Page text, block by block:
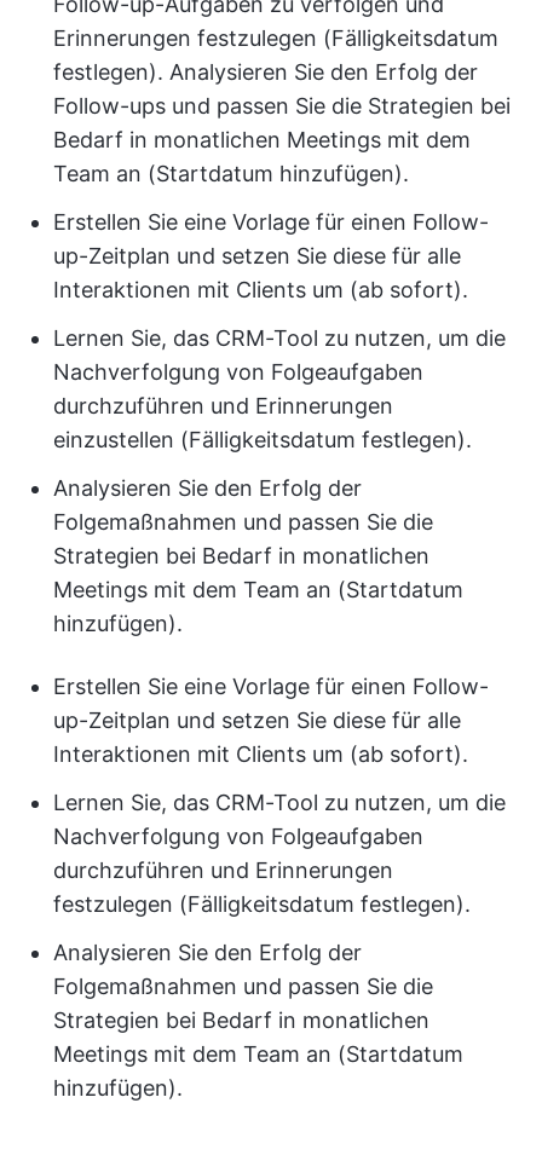
Erinnerungen festzulegen (Fälligkeitsdatum
festlegen). Analysieren Sie den Erfolg der
Follow-ups und passen Sie die Strategien bei
Bedarf in monatlichen Meetings mit dem
Team an (Startdatum hinzufügen).
Erstellen Sie eine Vorlage für einen Follow-
up-Zeitplan und setzen Sie diese für alle
Interaktionen mit Clients um (ab sofort).
Lernen Sie, das CRM-Tool zu nutzen, um die
Nachverfolgung von Folgeaufgaben
durchzuführen und Erinnerungen
einzustellen (Fälligkeitsdatum festlegen).
Analysieren Sie den Erfolg der
Folgemaßnahmen und passen Sie die
Strategien bei Bedarf in monatlichen
Meetings mit dem Team an (Startdatum
hinzufügen).
Erstellen Sie eine Vorlage für einen Follow-
up-Zeitplan und setzen Sie diese für alle
Interaktionen mit Clients um (ab sofort).
Lernen Sie, das CRM-Tool zu nutzen, um die
Nachverfolgung von Folgeaufgaben
durchzuführen und Erinnerungen
festzulegen (Fälligkeitsdatum festlegen).
Analysieren Sie den Erfolg der
Folgemaßnahmen und passen Sie die
Strategien bei Bedarf in monatlichen
Meetings mit dem Team an (Startdatum
hinzufügen).